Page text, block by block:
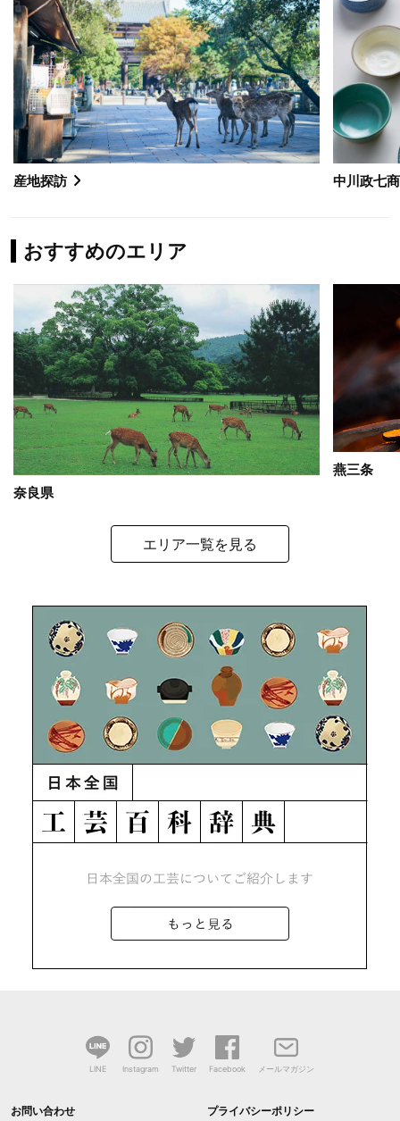
産地探訪 中川政七
おすすめのエリア
奈良県
燕三条
エリア一覧を見る
LINE Instagram Twitter Facebook メールマガジン
お問い合わせ プライバシーポリシー